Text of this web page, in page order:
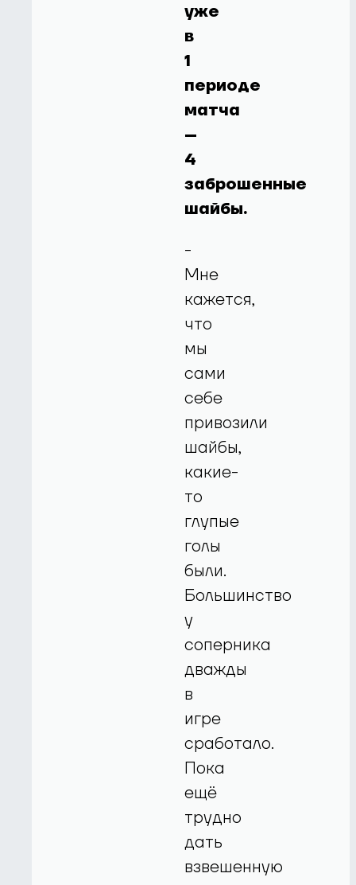
уже
в
1
периоде
матча
–
4
заброшенные
шайбы.
-
Мне
кажется,
что
мы
сами
себе
привозили
шайбы,
какие-
то
глупые
голы
были.
Большинство
у
соперника
дважды
в
игре
сработало.
Пока
ещё
трудно
дать
взвешенную